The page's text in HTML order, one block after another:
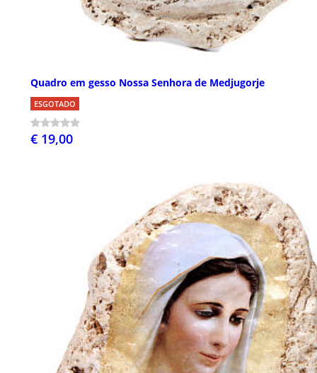
Quadro em gesso Nossa Senhora de Medjugorje
ESGOTADO
€ 19,00